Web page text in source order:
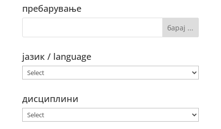
пребарување
јазик / language
дисциплини